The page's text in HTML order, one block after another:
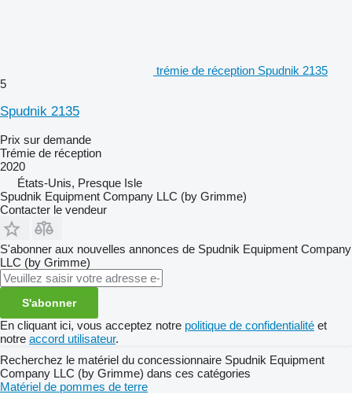
trémie de réception Spudnik 2135
5
Spudnik 2135
Prix sur demande
Trémie de réception
2020
États-Unis, Presque Isle
Spudnik Equipment Company LLC (by Grimme)
Contacter le vendeur
S'abonner aux nouvelles annonces de Spudnik Equipment Company
LLC (by Grimme)
S'abonner
En cliquant ici, vous acceptez notre politique de confidentialité et
notre accord utilisateur.
Recherchez le matériel du concessionnaire Spudnik Equipment
Company LLC (by Grimme) dans ces catégories
Matériel de pommes de terre